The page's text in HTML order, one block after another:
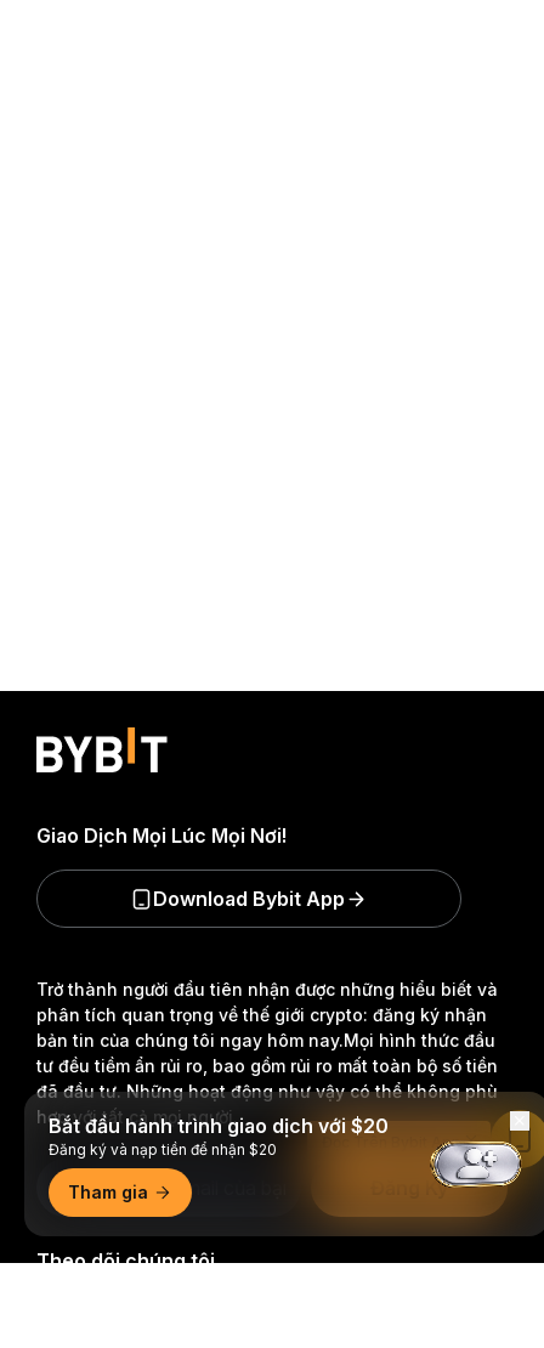
Trở thành người đầu tiên nhận được những hiểu biết và
phân tích quan trọng về thế giới crypto: đăng ký nhận
bản tin của chúng tôi ngay hôm nay.Mọi hình thức đầu
tư đều tiềm ẩn rủi ro, bao gồm rủi ro mất toàn bộ số tiền
đã đầu tư. Những hoạt động như vậy có thể không phù
hợp với tất cả mọi người.
Đăng Ký
Theo dõi chúng tôi
Giao Dịch Mọi Lúc Mọi Nơi!
Download Bybit App
Bắt đầu hành trình giao dịch với $20
Đăng ký và nạp tiền để nhận $20
Tham gia
Đọc Trên Bybit App